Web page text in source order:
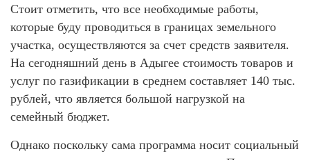
Стоит отметить, что все необходимые работы,
которые буду проводиться в границах земельного
участка, осуществляются за счет средств заявителя.
На сегодняшний день в Адыгее стоимость товаров и
услуг по газификации в среднем составляет 140 тыс.
рублей, что является большой нагрузкой на
семейный бюджет.
Однако поскольку сама программа носит социальный